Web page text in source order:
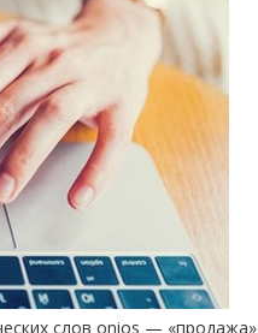
слов onios — «продажа»